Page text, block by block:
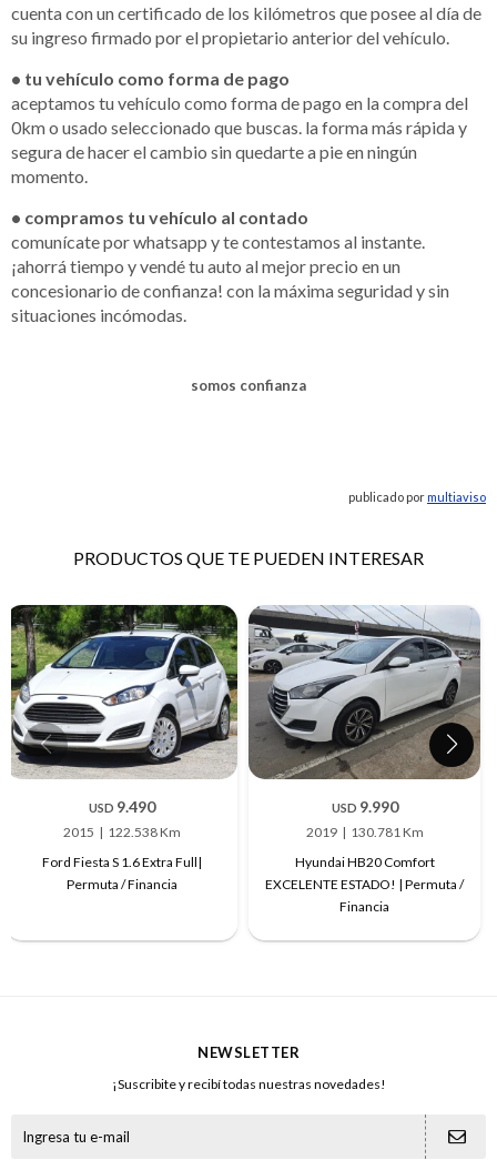
cuenta con un certificado de los kilómetros que posee al día de
su ingreso firmado por el propietario anterior del vehículo.
• tu vehículo como forma de pago
aceptamos tu vehículo como forma de pago en la compra del
0km o usado seleccionado que buscas. la forma más rápida y
segura de hacer el cambio sin quedarte a pie en ningún
momento.
• compramos tu vehículo al contado
comunícate por whatsapp y te contestamos al instante.
¡ahorrá tiempo y vendé tu auto al mejor precio en un
concesionario de confianza! con la máxima seguridad y sin
situaciones incómodas.
somos confianza
publicado pormultiaviso
PRODUCTOS QUE TE PUEDEN INTERESAR
USD 9.490
2015
122.538 Km
Ford Fiesta S 1.6 Extra Full|
Permuta / Financia
USD 9.990
2019
130.781 Km
Hyundai HB20 Comfort
EXCELENTE ESTADO! | Permuta /
Financia
NEWSLETTER
¡Suscribite y recibí todas nuestras novedades!